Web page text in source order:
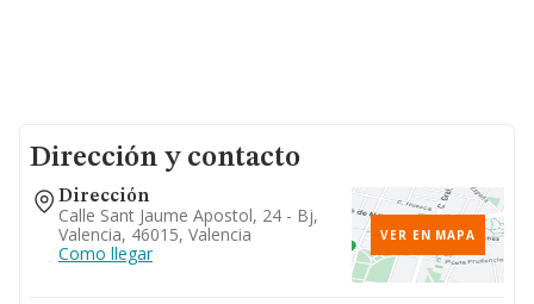
Dirección y contacto
Dirección
Calle Sant Jaume Apostol, 24 - Bj,
Valencia, 46015, Valencia
Como llegar
VER EN MAPA